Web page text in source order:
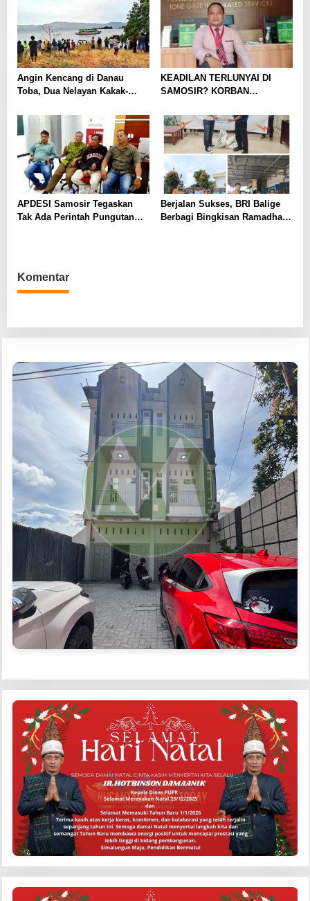
Angin Kencang di Danau
Toba, Dua Nelayan Kakak-
Masih Hilang
KEADILAN TERLUNYAI DI
SAMOSIR? KORBAN
POLISI TERKESAN “TUTUP
MATA” MESKI BUKTI
MENGGUNUNG!
APDESI Samosir Tegaskan
Tak Ada Perintah Pungutan
Berjalan Sukses, BRI Balige
Berbagi Bingkisan Ramadhan
Komentar